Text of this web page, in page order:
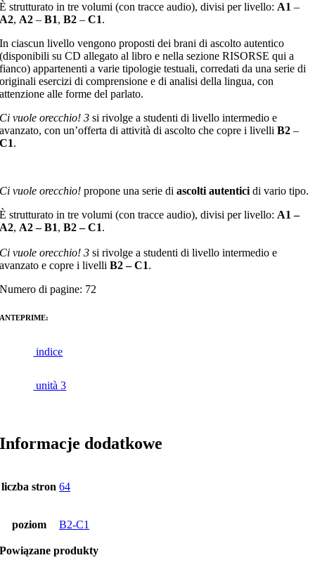
È strutturato in tre volumi (con tracce audio), divisi per livello: A1 –
A2, A2 –B1,B2 –C1.
In ciascun livello vengono proposti dei brani di ascolto autentico
(disponibili su CD allegato al libro e nella sezione RISORSE qui a
fianco) appartenenti a varie tipologie testuali, corredati da una serie di
originali esercizi di comprensione e di analisi della lingua, con
attenzione alle forme del parlato.
Ci vuole orecchio! 3 si rivolge a studenti di livello intermedio e
avanzato, con un’offerta di attività di ascolto che copre i livelliB2 –
C1.
Ci vuole orecchio! propone una serie diascolti autentici di vario tipo.
È strutturato in tre volumi (con tracce audio), divisi per livello: A1 –
A2, A2 – B1,B2 – C1.
Ci vuole orecchio! 3 si rivolge a studenti di livello intermedio e
avanzato e copre i livelliB2 – C1.
Numero di pagine: 72
ANTEPRIME:
indice
unità 3
Informacje dodatkowe
liczba stron 64
poziom B2-C1
Powiązane produkty